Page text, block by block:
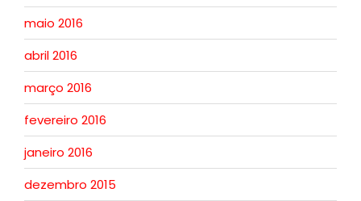
maio 2016
abril 2016
março 2016
fevereiro 2016
janeiro 2016
dezembro 2015